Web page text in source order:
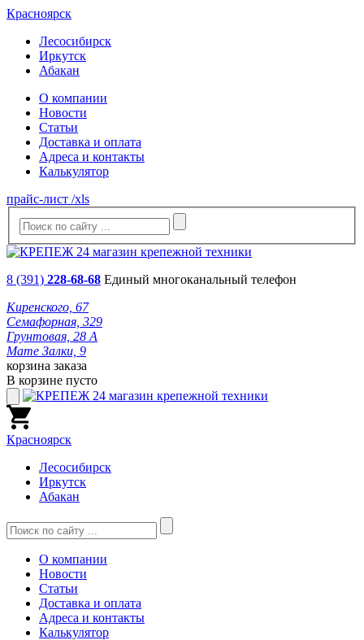
Красноярск
Лесосибирск
Иркутск
Абакан
О компании
Новости
Статьи
Доставка и оплата
Адреса и контакты
Калькулятор
прайс-лист /xls
8 (391) 228-68-68 Единый многоканальный телефон
Киренского, 67
Семафорная, 329
Грунтовая, 28 А
Мате Залки, 9
корзина заказа
В корзине пусто
Красноярск
Лесосибирск
Иркутск
Абакан
О компании
Новости
Статьи
Доставка и оплата
Адреса и контакты
Калькулятор